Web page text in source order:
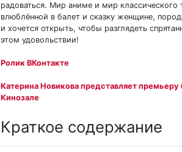
радоваться. Мир аниме и мир классического
влюблённой в балет и сказку женщине,
и хочется открыть, чтобы разглядеть
этом удовольствии!
Ролик ВКонтакте
Катерина Новикова представляет
Кинозале
Краткое содержание